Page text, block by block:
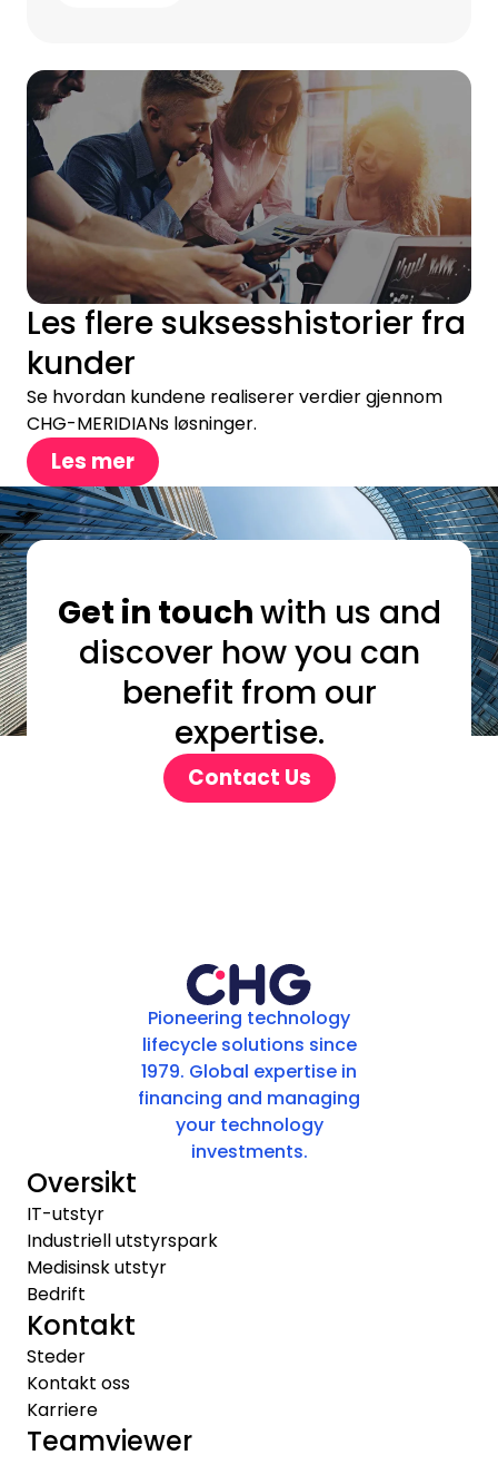
Les flere suksesshistorier fra
kunder
Se hvordan kundene realiserer verdier gjennom
CHG-MERIDIANs løsninger.
Les mer
Get in touchwith us and
discover how you can
benefit from our
expertise.
Contact Us
Pioneering technology
lifecycle solutions since
1979. Global expertise in
financing and managing
your technology
investments.
Oversikt
IT-utstyr
Industriell utstyrspark
Medisinsk utstyr
Bedrift
Kontakt
Steder
Kontakt oss
Karriere
Teamviewer